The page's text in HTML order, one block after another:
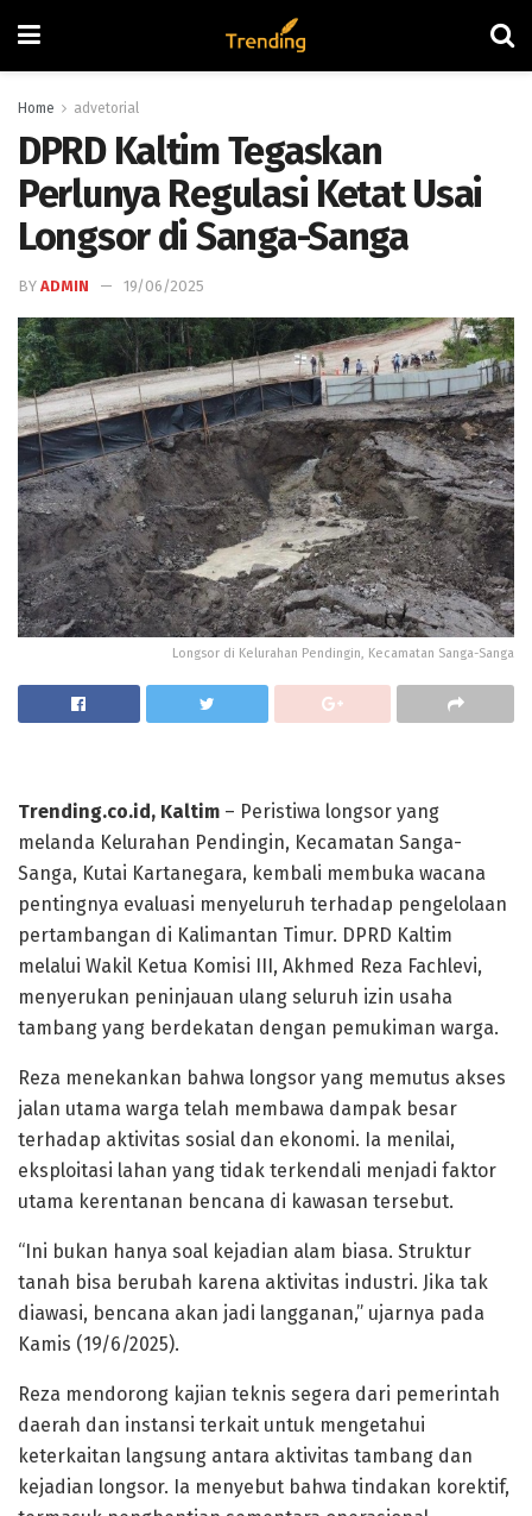
Home advetorial
DPRD Kaltim Tegaskan
Perlunya Regulasi Ketat Usai
Longsor di Sanga-Sanga
BY ADMIN 19/06/2025
Longsor di Kelurahan Pendingin, Kecamatan Sanga-Sanga
Trending.co.id, Kaltim – Peristiwa longsor yang
melanda Kelurahan Pendingin, Kecamatan Sanga-
Sanga, Kutai Kartanegara, kembali membuka wacana
pentingnya evaluasi menyeluruh terhadap pengelolaan
pertambangan di Kalimantan Timur. DPRD Kaltim
melalui Wakil Ketua Komisi III, Akhmed Reza Fachlevi,
menyerukan peninjauan ulang seluruh izin usaha
tambang yang berdekatan dengan pemukiman warga.
Reza menekankan bahwa longsor yang memutus akses
jalan utama warga telah membawa dampak besar
terhadap aktivitas sosial dan ekonomi. Ia menilai,
eksploitasi lahan yang tidak terkendali menjadi faktor
utama kerentanan bencana di kawasan tersebut.
“Ini bukan hanya soal kejadian alam biasa. Struktur
tanah bisa berubah karena aktivitas industri. Jika tak
diawasi, bencana akan jadi langganan,” ujarnya pada
Kamis (19/6/2025).
Reza mendorong kajian teknis segera dari pemerintah
daerah dan instansi terkait untuk mengetahui
keterkaitan langsung antara aktivitas tambang dan
kejadian longsor. Ia menyebut bahwa tindakan korektif,